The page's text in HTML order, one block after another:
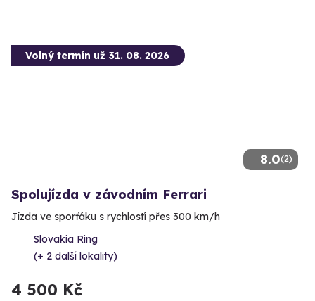
8.0(2)
Volný termín už 31. 08. 2026
Spolujízda v závodním Ferrari
Jízda ve sporťáku s rychlostí přes 300 km/h
Slovakia Ring
(+ 2 další lokality)
4 500 Kč